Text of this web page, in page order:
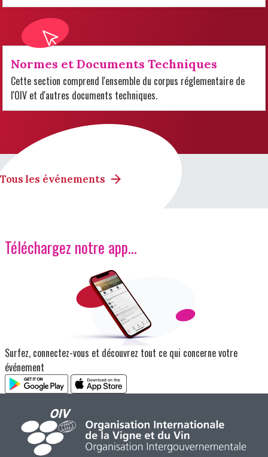
Normes et Documents Techniques
Cette section comprend l'ensemble du corpus réglementaire de
l'OIV et d'autres documents techniques.
Tous les événements
Téléchargez notre app…
Surfez, connectez-vous et découvrez tout ce qui concerne votre
événement